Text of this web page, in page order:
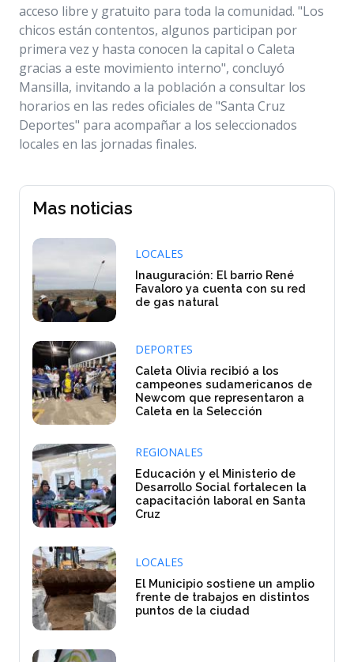
acceso libre y gratuito para toda la comunidad. "Los
chicos están contentos, algunos participan por
primera vez y hasta conocen la capital o Caleta
gracias a este movimiento interno", concluyó
Mansilla, invitando a la población a consultar los
horarios en las redes oficiales de "Santa Cruz
Deportes" para acompañar a los seleccionados
locales en las jornadas finales.
Mas noticias
LOCALES
Inauguración: El barrio René
Favaloro ya cuenta con su red
de gas natural
DEPORTES
Caleta Olivia recibió a los
campeones sudamericanos de
Newcom que representaron a
Caleta en la Selección
REGIONALES
Educación y el Ministerio de
Desarrollo Social fortalecen la
capacitación laboral en Santa
Cruz
LOCALES
El Municipio sostiene un amplio
frente de trabajos en distintos
puntos de la ciudad